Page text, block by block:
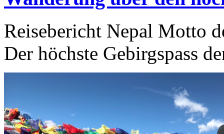
Reisebericht Nepal Motto
Der höchste Gebirgspass